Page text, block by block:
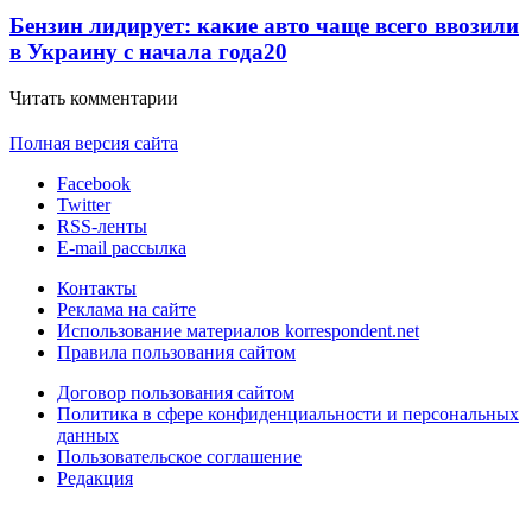
Бензин лидирует: какие авто чаще всего ввозили
в Украину с начала года20
Читать комментарии
Полная версия сайта
Facebook
Twitter
RSS-ленты
E-mail рассылка
Контакты
Реклама на сайте
Использование материалов korrespondent.net
Правила пользования сайтом
Договор пользования сайтом
Политика в сфере конфиденциальности и персональных
данных
Пользовательское соглашение
Редакция